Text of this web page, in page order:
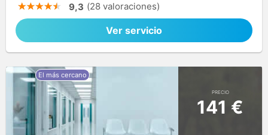
9,3 (28 valoraciones)
Ver servicio
PRECIO
141 €